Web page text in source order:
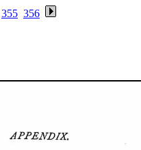
355 356